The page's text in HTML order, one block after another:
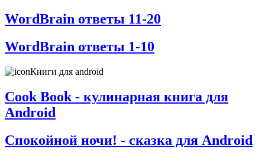
WordBrain ответы 11-20
WordBrain ответы 1-10
Книги для android
Cook Book - кулинарная книга для
Android
Спокойной ночи! - сказка для Android